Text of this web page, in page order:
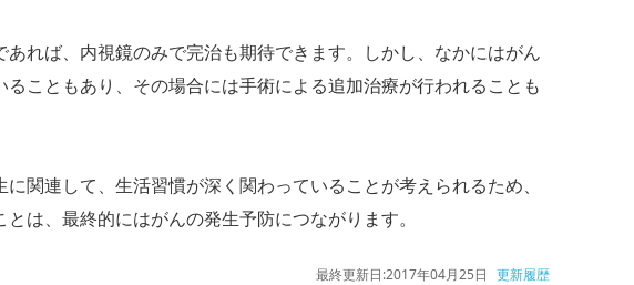
れば、内視鏡のみで完治も期待できます。しかし、なかにはがん
こともあり、その場合には手術による追加治療が行われることも
に関連して、生活習慣が深く関わっていることが考えられるため、
は、最終的にはがんの発生予防につながります。
最終更新日:2017年04月25日 更新履歴